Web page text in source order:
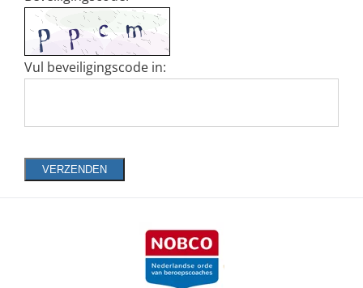
Vul beveiligingscode in:
VERZENDEN